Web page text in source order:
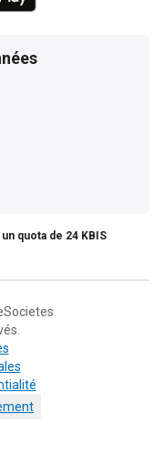
quota de 24 KBIS